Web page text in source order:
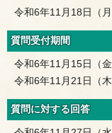
令和6年11月18日（月
質問受付期間
令和6年11月15日（
令和6年11月21日（
質問に対する回答